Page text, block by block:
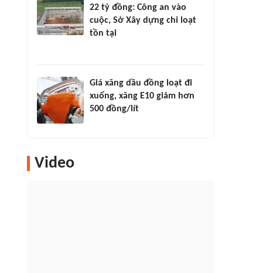
22 tỷ đồng: Công an vào
cuộc, Sở Xây dựng chỉ loạt
tồn tại
Giá xăng dầu đồng loạt đi
xuống, xăng E10 giảm hơn
500 đồng/lít
Video